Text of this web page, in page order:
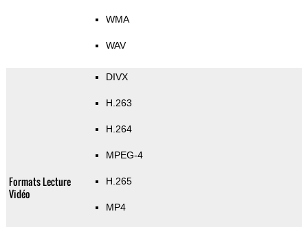
WMA
WAV
Formats Lecture
Vidéo
DIVX
H.263
H.264
MPEG-4
H.265
MP4